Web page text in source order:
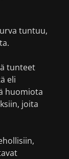
tuntuu,
tunteet
eli
huomiota
joita